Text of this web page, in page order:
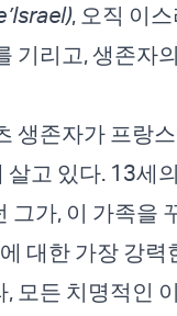
, 오직 이
기리고, 생존자
생존자가 프랑
고 있다. 13세
그가, 이 가족을
대한 가장 강
모든 치명적인